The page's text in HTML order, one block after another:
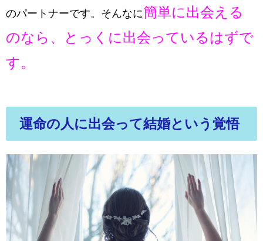
のパートナーです。そんなに簡単に出会える
のなら、とっくに出会っているはずで
す。
運命の人に出会って結婚という覚悟